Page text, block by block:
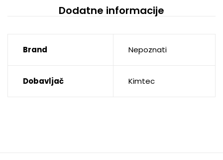
Dodatne informacije
Brand Nepoznati
Dobavljač Kimtec